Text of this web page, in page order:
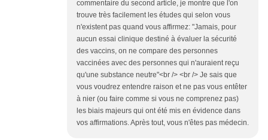
commentaire du second article, je montre que l'on
trouve très facilement les études qui selon vous
n'existent pas quand vous affirmez: "Jamais, pour
aucun essai clinique destiné à évaluer la sécurité
des vaccins, on ne compare des personnes
vaccinées avec des personnes qui n'auraient reçu
qu'une substance neutre"<br /> <br /> Je sais que
vous voudrez entendre raison et ne pas vous entêter
à nier (ou faire comme si vous ne comprenez pas)
les biais majeurs qui ont été mis en évidence dans
vos affirmations. Après tout, vous n'êtes pas médecin.